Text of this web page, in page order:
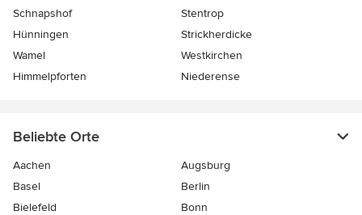
Schnapshof
Stentrop
Hünningen
Strickherdicke
Wamel
Westkirchen
Himmelpforten
Niederense
Beliebte Orte
Aachen
Augsburg
Basel
Berlin
Bielefeld
Bonn